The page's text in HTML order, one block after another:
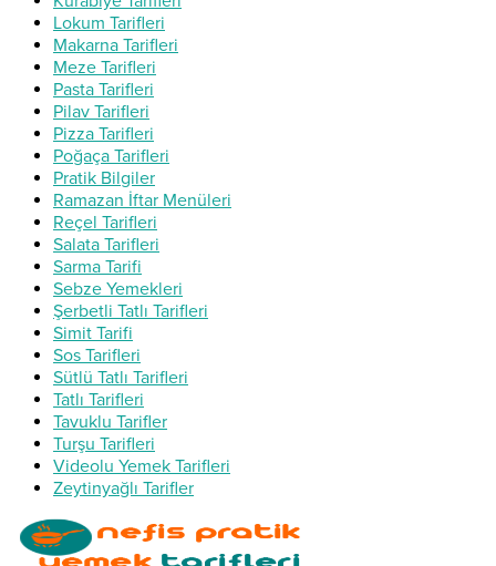
Lokum Tarifleri
Makarna Tarifleri
Meze Tarifleri
Pasta Tarifleri
Pilav Tarifleri
Pizza Tarifleri
Poğaça Tarifleri
Pratik Bilgiler
Ramazan İftar Menüleri
Reçel Tarifleri
Salata Tarifleri
Sarma Tarifi
Sebze Yemekleri
Şerbetli Tatlı Tarifleri
Simit Tarifi
Sos Tarifleri
Sütlü Tatlı Tarifleri
Tatlı Tarifleri
Tavuklu Tarifler
Turşu Tarifleri
Videolu Yemek Tarifleri
Zeytinyağlı Tarifler